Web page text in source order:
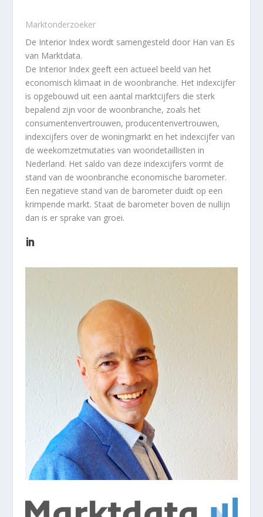
Marktonderzoeker
De Interior Index wordt samengesteld door Han van Es
van Marktdata.
De Interior Index geeft een actueel beeld van het
economisch klimaat in de woonbranche. Het indexcijfer
is opgebouwd uit een aantal marktcijfers die sterk
bepalend zijn voor de woonbranche, zoals het
consumentenvertrouwen, producentenvertrouwen,
indexcijfers over de woningmarkt en het indexcijfer van
de weekomzetmutaties van woondetaillisten in
Nederland. Het saldo van deze indexcijfers vormt de
stand van de woonbranche economische barometer.
Een negatieve stand van de barometer duidt op een
krimpende markt. Staat de barometer boven de nullijn
dan is er sprake van groei.